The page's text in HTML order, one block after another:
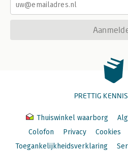
PRETTIG
Thuiswinkel waarborg
Colofon
Privacy Cookies
Toegankelijkheidsverklaring